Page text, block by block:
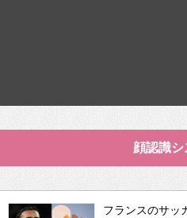
顔認識
フランスのサッ